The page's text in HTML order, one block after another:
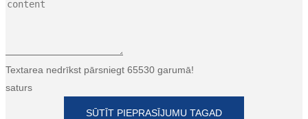
Textarea nedrīkst pārsniegt 65530 garumā!
saturs
SŪTĪT PIEPRASĪJUMU TAGAD